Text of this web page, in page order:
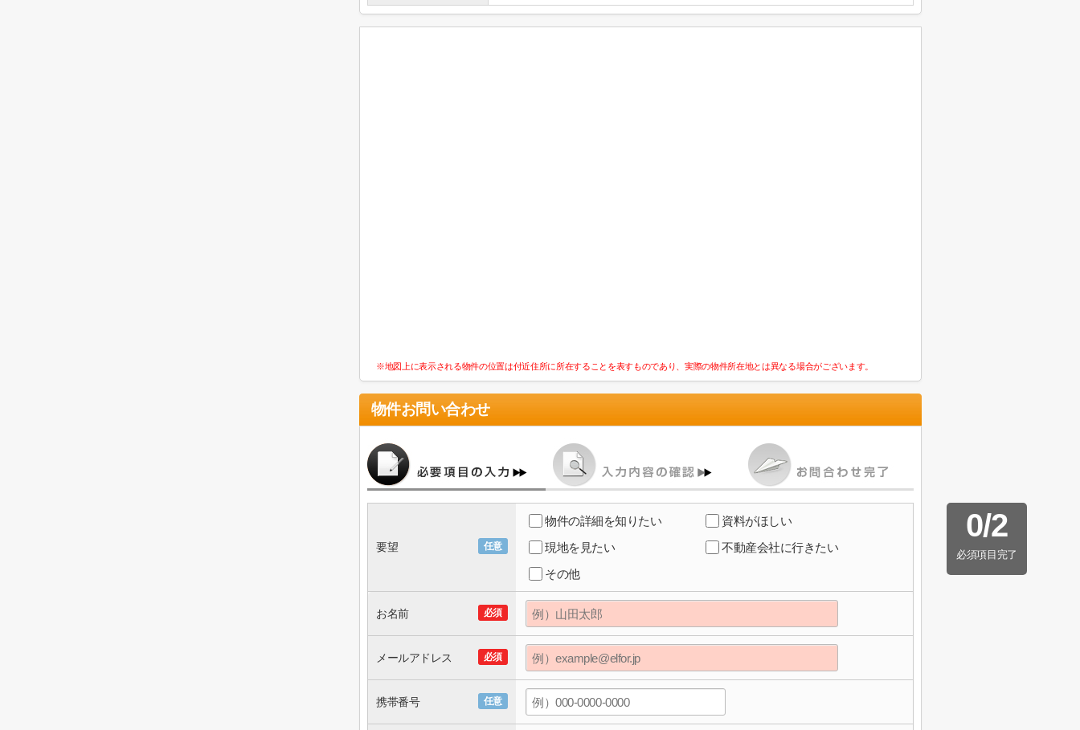
※地図上に表示される物件の位置は付近住所に所在することを表すものであり、実際の物件所在地とは異なる場合がございます。
物件お問い合わせ
0/2
必須項目完了
任意
要望
物件の詳細を知りたい
資料がほしい
現地を見たい
不動産会社に行きたい
その他
必須
お名前
必須
メールアドレス
任意
携帯番号